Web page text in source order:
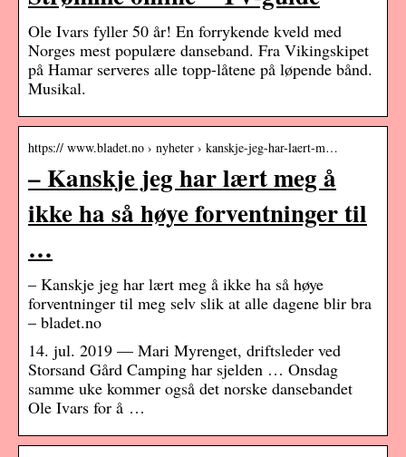
Ole Ivars fyller 50 år! En forrykende kveld med
Norges mest populære danseband. Fra Vikingskipet
på Hamar serveres alle topp-låtene på løpende bånd.
Musikal.
https:// www.bladet.no › nyheter › kanskje-jeg-har-laert-m…
– Kanskje jeg har lært meg å
ikke ha så høye forventninger til
…
– Kanskje jeg har lært meg å ikke ha så høye
forventninger til meg selv slik at alle dagene blir bra
– bladet.no
14. jul. 2019 — Mari Myrenget, driftsleder ved
Storsand Gård Camping har sjelden … Onsdag
samme uke kommer også det norske dansebandet
Ole Ivars for å …